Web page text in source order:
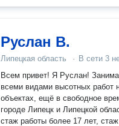
Руслан В.
Липецкая область · В сети 3
Всем привет! Я Руслан!
всеми видами высотных работ
объектах, ещё в свободное
городе Липецк и Липецкой
стаж работы более 17 лет,